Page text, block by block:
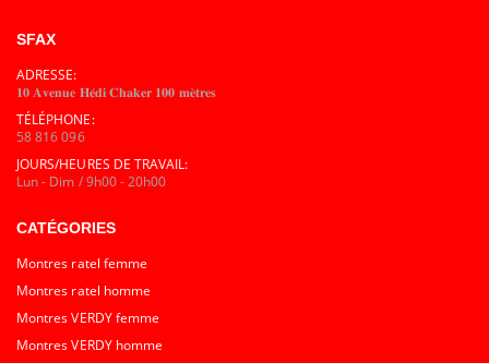
SFAX
ADRESSE:
𝟏𝟎 𝐀𝐯𝐞𝐧𝐮𝐞 𝐇𝐞́𝐝𝐢 𝐂𝐡𝐚𝐤𝐞𝐫 𝟏𝟎𝟎 𝐦𝐞̀𝐭𝐫𝐞𝐬
TÉLÉPHONE:
58 816 096
JOURS/HEURES DE TRAVAIL:
Lun - Dim / 9h00 - 20h00
CATÉGORIES
Montres ratel femme
Montres ratel homme
Montres VERDY femme
Montres VERDY homme